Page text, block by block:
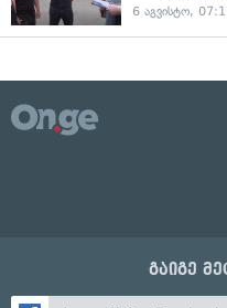
6 აგვისტო,
გაიგე